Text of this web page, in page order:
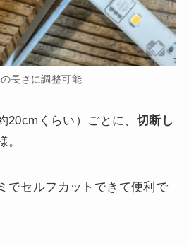
長さに調整可能
20cmくらい）ごとに、 切断し
。
でセルフカットできて便利で